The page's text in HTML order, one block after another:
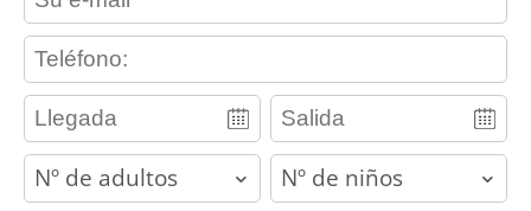
contact_phone
adults children